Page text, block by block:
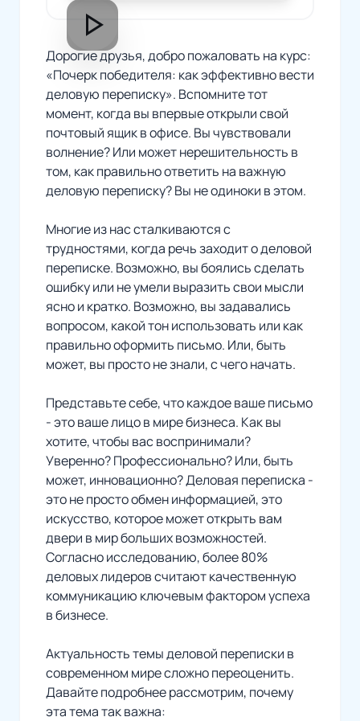
play_arrow
Дорогие друзья, добро пожаловать на курс:
«Почерк победителя: как эффективно вести
деловую переписку». Вспомните тот
момент, когда вы впервые открыли свой
почтовый ящик в офисе. Вы чувствовали
волнение? Или может нерешительность в
том, как правильно ответить на важную
деловую переписку? Вы не одиноки в этом.
Многие из нас сталкиваются с
трудностями, когда речь заходит о деловой
переписке. Возможно, вы боялись сделать
ошибку или не умели выразить свои мысли
ясно и кратко. Возможно, вы задавались
вопросом, какой тон использовать или как
правильно оформить письмо. Или, быть
может, вы просто не знали, с чего начать.
Представьте себе, что каждое ваше письмо
- это ваше лицо в мире бизнеса. Как вы
хотите, чтобы вас воспринимали?
Уверенно? Профессионально? Или, быть
может, инновационно? Деловая переписка -
это не просто обмен информацией, это
искусство, которое может открыть вам
двери в мир больших возможностей.
Согласно исследованию, более 80%
деловых лидеров считают качественную
коммуникацию ключевым фактором успеха
в бизнесе.
Актуальность темы деловой переписки в
современном мире сложно переоценить.
Давайте подробнее рассмотрим, почему
эта тема так важна: